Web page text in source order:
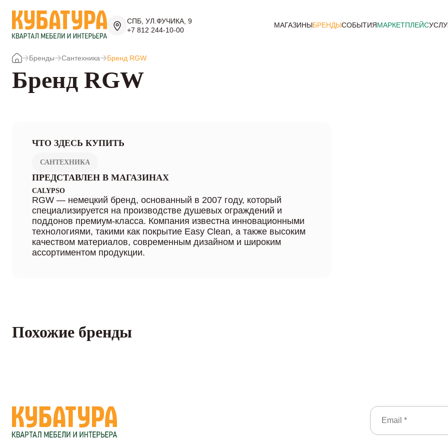
СПБ, УЛ.ФУЧИКА, 9
+7 812 244-10-00
МАГАЗИНЫБРЕНДЫСОБЫТИЯМАРКЕТПЛЕЙС
Бренды Сантехника Бренд RGW
Бренд RGW
ЧТО ЗДЕСЬ КУПИТЬ
САНТЕХНИКА
ПРЕДСТАВЛЕН В МАГАЗИНАХ
CALYPSO
RGW — немецкий бренд, основанный в 2007 году, который
специализируется на производстве душевых ограждений и
поддонов премиум-класса. Компания известна инновационными
технологиями, такими как покрытие Easy Clean, а также высоким
качеством материалов, современным дизайном и широким
ассортиментом продукции.
Похожие бренды